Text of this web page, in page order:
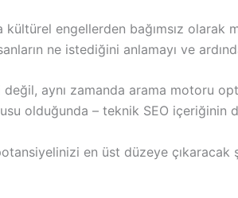
kültürel engellerden bağımsız
ne istediğini anlamayı ve
aynı zamanda arama motoru
olduğunda – teknik SEO içeriğinin
en üst düzeye